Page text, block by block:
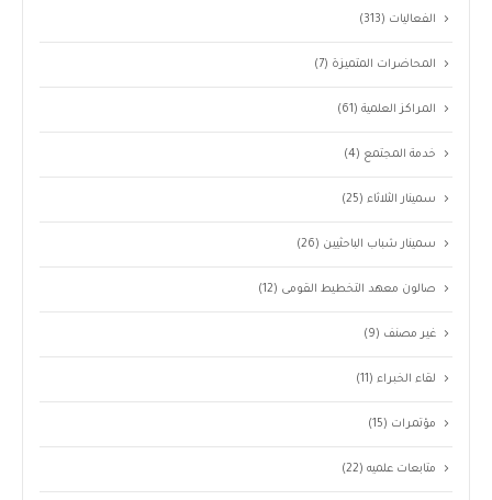
الفعاليات (313)
المحاضرات المتميزة (7)
المراكز العلمية(61)
خدمة المجتمع (4)
سمينار الثلاثاء(25)
سمينار شباب الباحثيين (26)
صالون معهد التخطيط القومى (12)
غير مصنف (9)
لقاء الخبراء(11)
مؤتمرات (15)
متابعات علميه(22)